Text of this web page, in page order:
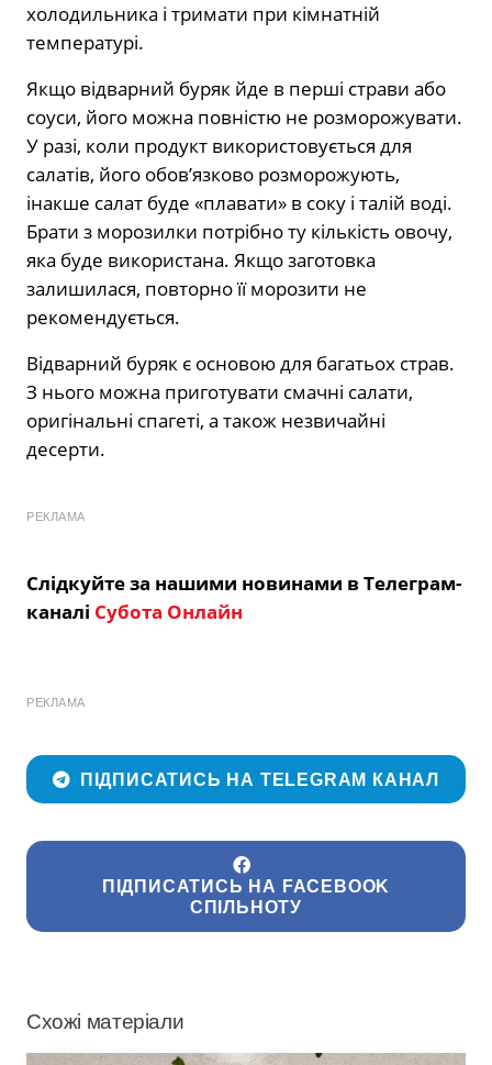
холодильника і тримати при кімнатній
температурі.
Якщо відварний буряк йде в перші страви або
соуси, його можна повністю не розморожувати.
У разі, коли продукт використовується для
салатів, його обов’язково розморожують,
інакше салат буде «плавати» в соку і талій воді.
Брати з морозилки потрібно ту кількість овочу,
яка буде використана. Якщо заготовка
залишилася, повторно її морозити не
рекомендується.
Відварний буряк є основою для багатьох страв.
З нього можна приготувати смачні салати,
оригінальні спагеті, а також незвичайні
десерти.
РЕКЛАМА
Слідкуйте за нашими новинами в Телеграм-
каналі Субота Онлайн
РЕКЛАМА
ПІДПИСАТИСЬ НА TELEGRAM КАНАЛ
ПІДПИСАТИСЬ НА FACEBOOK
СПІЛЬНОТУ
Схожі матеріали